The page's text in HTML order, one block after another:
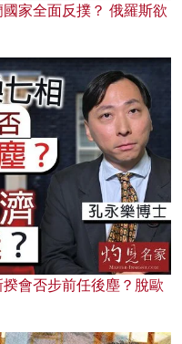
家全面反撲？ 俄羅斯欲
會否步前任後塵？脫歐